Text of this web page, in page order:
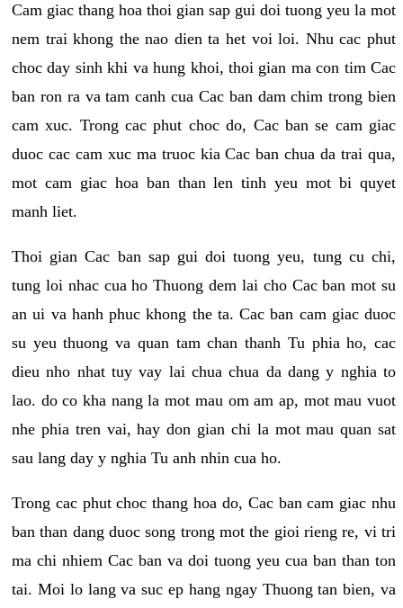
Cam giac thang hoa thoi gian sap gui doi tuong yeu la mot
nem trai khong the nao dien ta het voi loi. Nhu cac phut
choc day sinh khi va hung khoi, thoi gian ma con tim Cac
ban ron ra va tam canh cua Cac ban dam chim trong bien
cam xuc. Trong cac phut choc do, Cac ban se cam giac
duoc cac cam xuc ma truoc kia Cac ban chua da trai qua,
mot cam giac hoa ban than len tinh yeu mot bi quyet
manh liet.
Thoi gian Cac ban sap gui doi tuong yeu, tung cu chi,
tung loi nhac cua ho Thuong dem lai cho Cac ban mot su
an ui va hanh phuc khong the ta. Cac ban cam giac duoc
su yeu thuong va quan tam chan thanh Tu phia ho, cac
dieu nho nhat tuy vay lai chua chua da dang y nghia to
lao. do co kha nang la mot mau om am ap, mot mau vuot
nhe phia tren vai, hay don gian chi la mot mau quan sat
sau lang day y nghia Tu anh nhin cua ho.
Trong cac phut choc thang hoa do, Cac ban cam giac nhu
ban than dang duoc song trong mot the gioi rieng re, vi tri
ma chi nhiem Cac ban va doi tuong yeu cua ban than ton
tai. Moi lo lang va suc ep hang ngay Thuong tan bien, va